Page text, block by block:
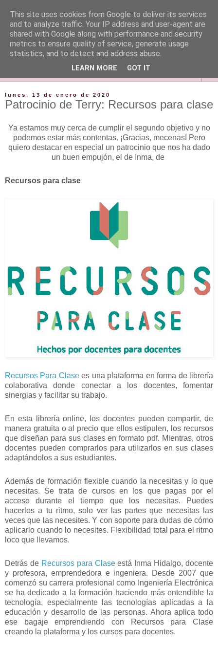
lunes, 13 de enero de 2020
Patrocinio de Terry: Recursos para clase
Ya estamos muy cerca de cumplir el segundo objetivo y no
podemos estar más contentas. ¡Gracias, mecenas! Pero
quiero destacar en especial un patrocinio que nos ha dado
un buen empujón, el de Inma, de
Recursos para clase
Recursos Para Clasees una plataforma en forma de librería
colaborativa donde conectar a los docentes, fomentar
sinergias y facilitar su trabajo.
En esta librería online, los docentes pueden compartir, de
manera gratuita o al precio que ellos estipulen, los recursos
que diseñan para sus clases en formato pdf. Mientras, otros
docentes pueden comprarlos para utilizarlos en sus clases
adaptándolos a sus estudiantes.
Además de formación flexible cuando la necesitas y lo que
necesitas. Se trata de cursos en los que pagas por el
acceso durante el tiempo que los necesitas. Puedes
hacerlos a tu ritmo, solo ver las partes que necesitas las
veces que las necesites. Y con soporte para dudas de cómo
aplicarlo cuando lo necesites. Flexibilidad total para el ritmo
loco que llevamos.
Detrás de Recursos para Claseestá Inma Hidalgo, docente
y profesora, emprendedora e ingeniera. Desde 2007 que
comenzó su carrera profesional como Ingeniería Electrónica
se ha dedicado a la formación haciendo más entendible la
tecnología, especialmente las tecnologías aplicadas a la
educación y desarrollo de las personas. Ahora aplica todo
ese bagaje emprendiendo con Recursos para Clase
creando la plataforma y los cursos para docentes.
This site uses cookies from Google to deliver its services
and to analyze traffic. Your IP address and user-agent are
shared with Google along with performance and security
metrics to ensure quality of service, generate usage
statistics, and to detect and address abuse.
LEARN MORE GOT IT